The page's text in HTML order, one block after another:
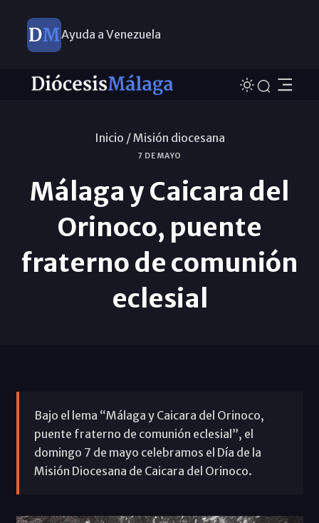
Ayuda a Venezuela
Inicio /Misión diocesana
7 DE MAYO
Málaga y Caicara del
Orinoco, puente
fraterno de comunión
eclesial
Bajo el lema “Málaga y Caicara del Orinoco,
puente fraterno de comunión eclesial”, el
domingo 7 de mayo celebramos el Día de la
Misión Diocesana de Caicara del Orinoco.